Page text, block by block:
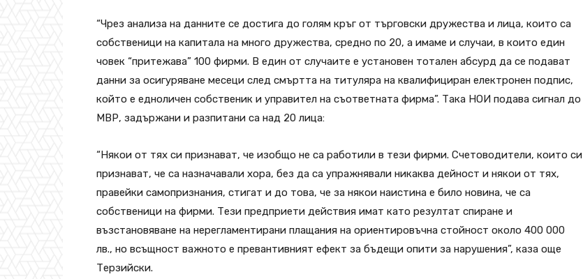
“Чрез анализа на данните се достига до голям кръг от търговски дружества и лица, които са
собственици на капитала на много дружества, средно по 20, а имаме и случаи, в които един
човек “притежава” 100 фирми. В един от случаите е установен тотален абсурд да се подават
данни за осигуряване месеци след смъртта на титуляра на квалифициран електронен подпис,
който е едноличен собственик и управител на съответната фирма”. Така НОИ подава сигнал до
МВР, задържани и разпитани са над 20 лица:
“Някои от тях си признават, че изобщо не са работили в тези фирми. Счетоводители, които си
признават, че са назначавали хора, без да са упражнявали никаква дейност и някои от тях,
правейки самопризнания, стигат и до това, че за някои наистина е било новина, че са
собственици на фирми. Тези предприети действия имат като резултат спиране и
възстановяване на нерегламентирани плащания на ориентировъчна стойност около 400 000
лв., но всъщност важното е превантивният ефект за бъдещи опити за нарушения”, каза още
Терзийски.